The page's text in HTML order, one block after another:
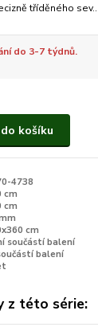
tříděného sev...
do 3-7 týdnů.
košíku
4738
cm
cm
cm
součástí balení
balení
z této série: